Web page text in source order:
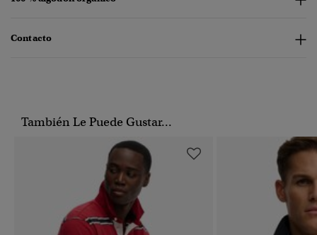
Contacto
También Le Puede Gustar...